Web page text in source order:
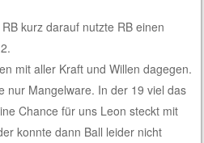
kurz darauf nutzte RB einen
mit aller Kraft und Willen dagegen.
nur Mangelware. In der 19 viel das
Chance für uns Leon steckt mit
konnte dann Ball leider nicht